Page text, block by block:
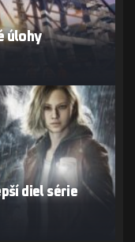
úlohy
diel série